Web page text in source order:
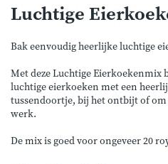
Luchtige
Bak eenvoudig heerlijke luchtige
Met deze Luchtige Eierkoekenmix
luchtige eierkoeken met een
tussendoortje, bij het ontbijt of
werk.
De mix is goed voor ongeveer 20